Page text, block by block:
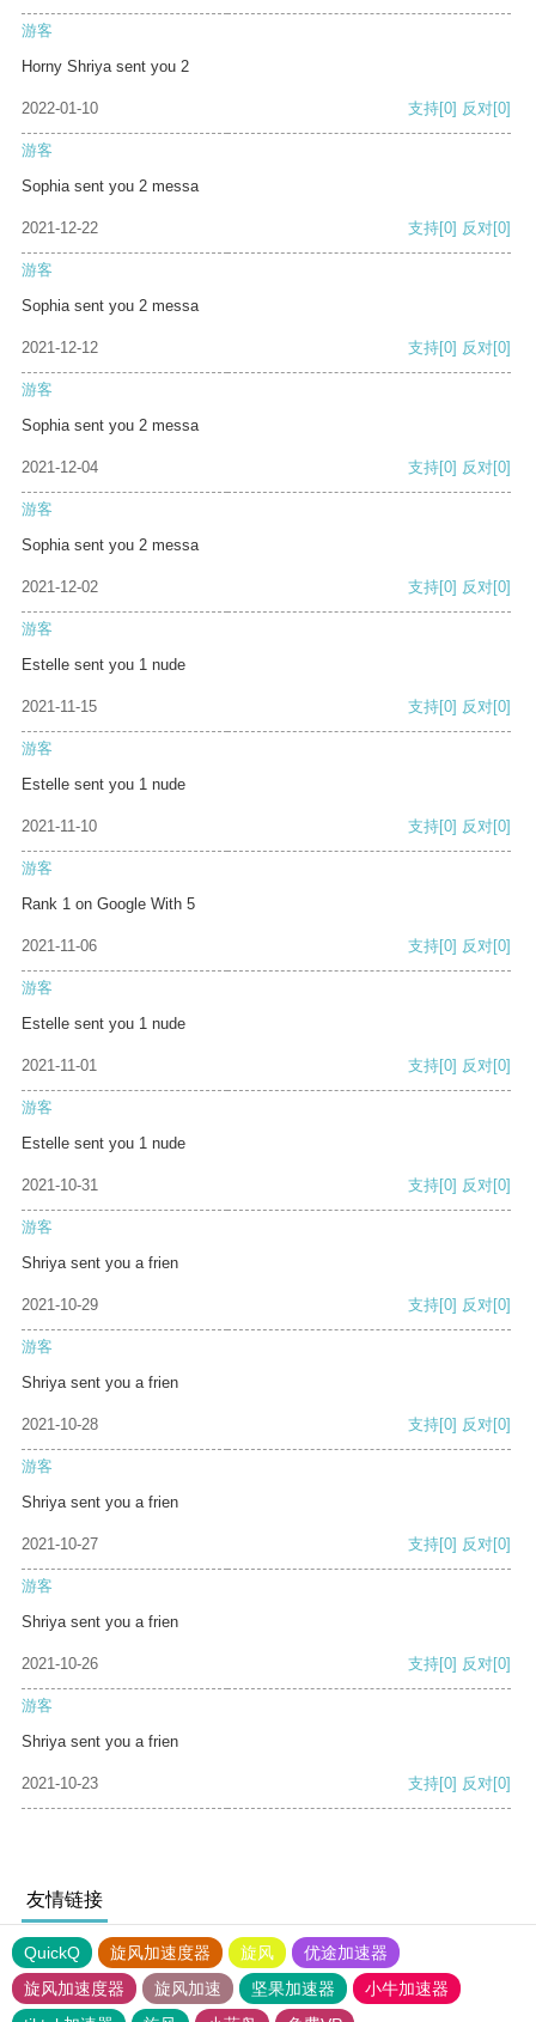
游客
Horny Shriya sent you 2
2022-01-10 支持[0] 反对[0]
游客
Sophia sent you 2 messa
2021-12-22 支持[0] 反对[0]
游客
Sophia sent you 2 messa
2021-12-12 支持[0] 反对[0]
游客
Sophia sent you 2 messa
2021-12-04 支持[0] 反对[0]
游客
Sophia sent you 2 messa
2021-12-02 支持[0] 反对[0]
游客
Estelle sent you 1 nude
2021-11-15 支持[0] 反对[0]
游客
Estelle sent you 1 nude
2021-11-10 支持[0] 反对[0]
游客
Rank 1 on Google With 5
2021-11-06 支持[0] 反对[0]
游客
Estelle sent you 1 nude
2021-11-01 支持[0] 反对[0]
游客
Estelle sent you 1 nude
2021-10-31 支持[0] 反对[0]
游客
Shriya sent you a frien
2021-10-29 支持[0] 反对[0]
游客
Shriya sent you a frien
2021-10-28 支持[0] 反对[0]
游客
Shriya sent you a frien
2021-10-27 支持[0] 反对[0]
游客
Shriya sent you a frien
2021-10-26 支持[0] 反对[0]
游客
Shriya sent you a frien
2021-10-23 支持[0] 反对[0]
友情链接
QuickQ 旋风加速度器 旋风
优途加速器
旋风加速度器
旋风加速 坚果加速器
小牛加速器